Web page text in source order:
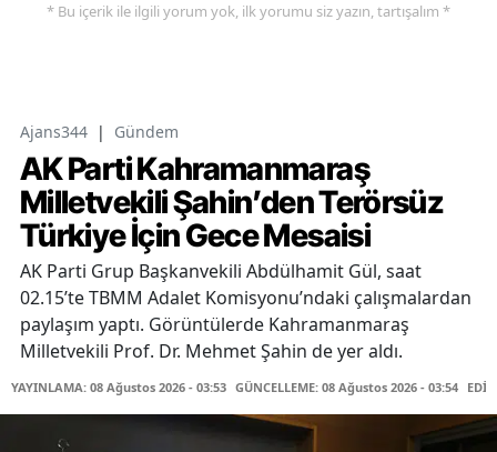
* Bu içerik ile ilgili yorum yok, ilk yorumu siz yazın, tartışalım *
Ajans344 | Gündem
AK Parti Kahramanmaraş
Milletvekili Şahin’den Terörsüz
Türkiye İçin Gece Mesaisi
AK Parti Grup Başkanvekili Abdülhamit Gül, saat
02.15’te TBMM Adalet Komisyonu’ndaki çalışmalardan
paylaşım yaptı. Görüntülerde Kahramanmaraş
Milletvekili Prof. Dr. Mehmet Şahin de yer aldı.
YAYINLAMA: 08 Ağustos 2026 - 03:53 GÜNCELLEME: 08 Ağustos 2026 - 03:54